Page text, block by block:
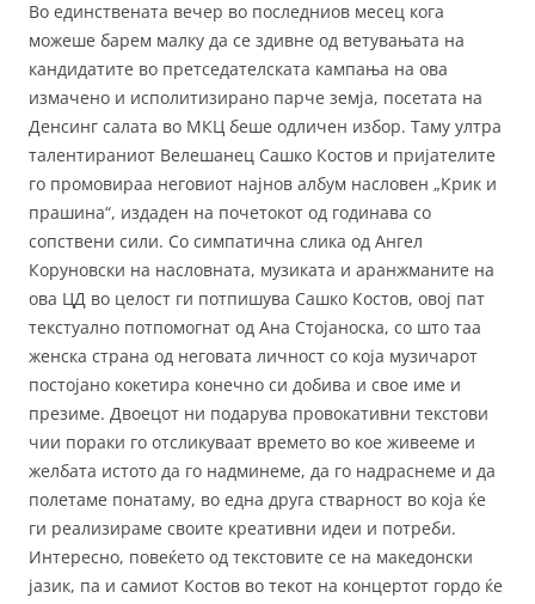
Во единствената вечер во последниов месец кога
можеше барем малку да се здивне од ветувањата на
кандидатите во претседателската кампања на ова
измачено и исполитизирано парче земја, посетата на
Денсинг салата во МКЦ беше одличен избор. Таму ултра
талентираниот Велешанец Сашко Костов и пријателите
го промовираа неговиот најнов албум насловен „Крик и
прашина“, издаден на почетокот од годинава со
сопствени сили. Со симпатична слика од Ангел
Коруновски на насловната, музиката и аранжманите на
ова ЦД во целост ги потпишува Сашко Костов, овој пат
текстуално потпомогнат од Ана Стојаноска, со што таа
женска страна од неговата личност со која музичарот
постојано кокетира конечно си добива и свое име и
презиме. Двоецот ни подарува провокативни текстови
чии пораки го отсликуваат времето во кое живееме и
желбата истото да го надминеме, да го надраснеме и да
полетаме понатаму, во една друга стварност во која ќе
ги реализираме своите креативни идеи и потреби.
Интересно, повеќето од текстовите се на македонски
јазик, па и самиот Костов во текот на концертот гордо ќе